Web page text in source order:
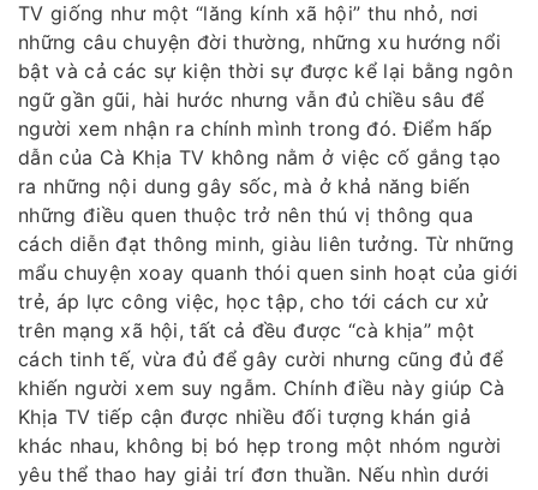
TV giống như một “lăng kính xã hội” thu nhỏ, nơi
những câu chuyện đời thường, những xu hướng nổi
bật và cả các sự kiện thời sự được kể lại bằng ngôn
ngữ gần gũi, hài hước nhưng vẫn đủ chiều sâu để
người xem nhận ra chính mình trong đó. Điểm hấp
dẫn của Cà Khịa TV không nằm ở việc cố gắng tạo
ra những nội dung gây sốc, mà ở khả năng biến
những điều quen thuộc trở nên thú vị thông qua
cách diễn đạt thông minh, giàu liên tưởng. Từ những
mẩu chuyện xoay quanh thói quen sinh hoạt của giới
trẻ, áp lực công việc, học tập, cho tới cách cư xử
trên mạng xã hội, tất cả đều được “cà khịa” một
cách tinh tế, vừa đủ để gây cười nhưng cũng đủ để
khiến người xem suy ngẫm. Chính điều này giúp Cà
Khịa TV tiếp cận được nhiều đối tượng khán giả
khác nhau, không bị bó hẹp trong một nhóm người
yêu thể thao hay giải trí đơn thuần. Nếu nhìn dưới